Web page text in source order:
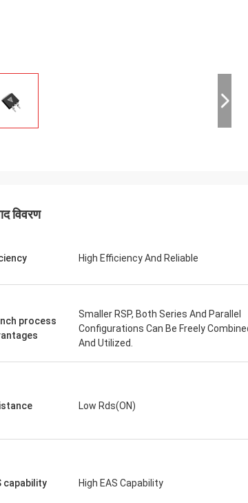
विवरण
High Efficiency And Reliable
process
Smaller RSP, Both Series And Parallel
Configurations Can Be Freely
And Utilized.
Low Rds(ON)
capability High EAS Capability